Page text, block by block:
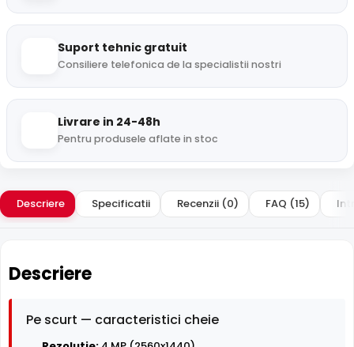
Suport tehnic gratuit
Consiliere telefonica de la specialistii nostri
Livrare in 24-48h
Pentru produsele aflate in stoc
Descriere Specificatii Recenzii (0) FAQ (15)
Descriere
Pe scurt — caracteristici cheie